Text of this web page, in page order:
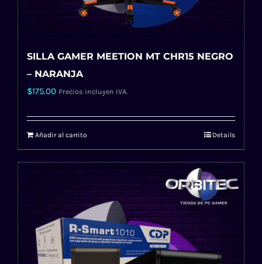
SILLA GAMER MEETION MT CHR15 NEGRO
– NARANJA
$175.00 Precios incluyen IVA.
Añadir al carrito Details